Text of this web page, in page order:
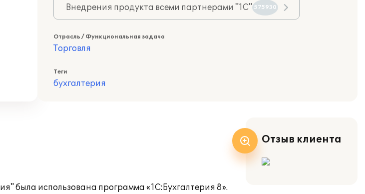
Внедрения продукта всеми партнерами "1С" 575930
Отрасль / Функциональная задача
Торговля
Теги
бухгалтерия
была использована программа «1С:Бухгалтерия 8».
Отзыв клиента